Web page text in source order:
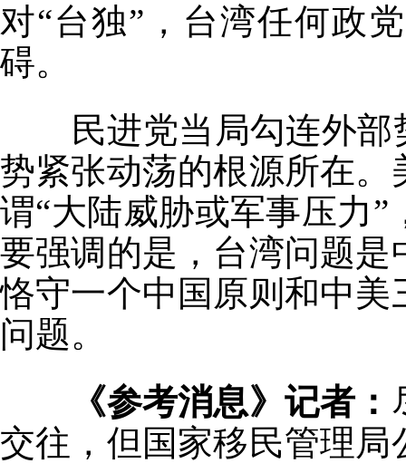
对“台独”，台湾任何政
碍。
民进党当局勾连外部
势紧张动荡的根源所在
谓“大陆威胁或军事压力
要强调的是，台湾问题
恪守一个中国原则和中
问题。
《参考消息》记者：
交往，但国家移民管理